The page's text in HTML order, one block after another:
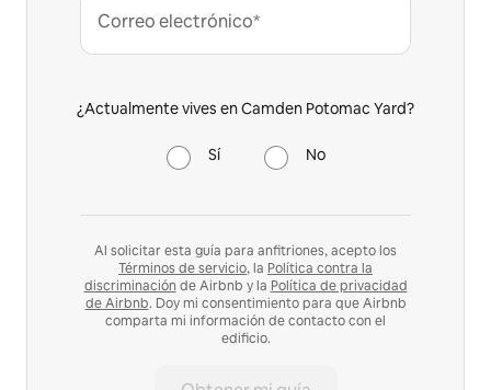
Correo electrónico*
¿Actualmente vives en Camden Potomac Yard?
Sí No
Al solicitar esta guía para anfitriones, acepto los
Términos de servicio, la Política contra la
discriminación de Airbnb y la Política de privacidad
de Airbnb. Doy mi consentimiento para que Airbnb
comparta mi información de contacto con el
edificio.